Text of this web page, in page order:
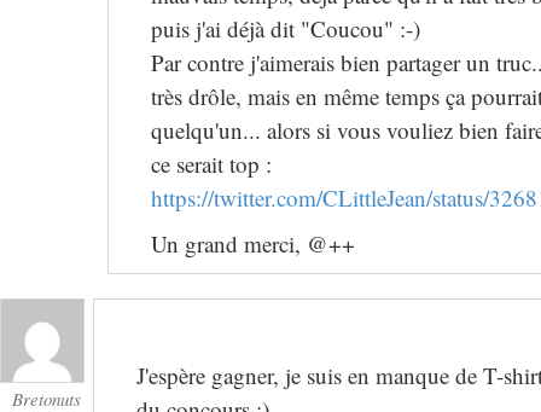
puis j'ai déjà dit "Coucou" :-)
Par contre j'aimerais bien partager un
très drôle, mais en même temps ça
quelqu'un... alors si vous vouliez bien
ce serait top :
https://twitter.com/CLittleJean/status/
Un grand merci, @++
Bretonuts
J'espère gagner, je suis en manque de T-